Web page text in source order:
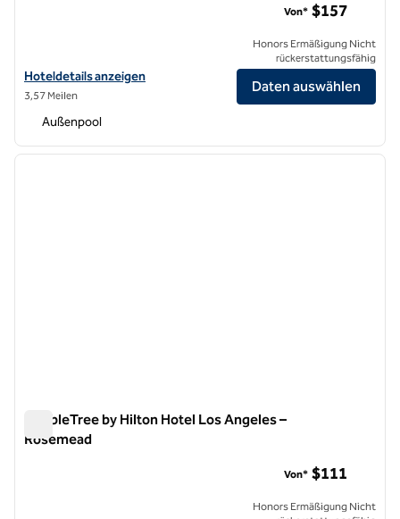
Hoteldetails für Hilton Pasadena anzeigen
Hoteldetails anzeigen
3,57 Meilen
Von* $157
Honors Ermäßigung Nicht
rückerstattungsfähig
Daten auswählen
Außenpool
1 von 12
DoubleTree by Hilton Hotel Los Angeles –
Rosemead
Von* $111
Honors Ermäßigung Nicht